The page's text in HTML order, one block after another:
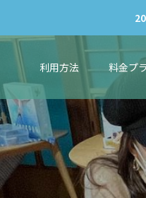
利用方法 料金プ